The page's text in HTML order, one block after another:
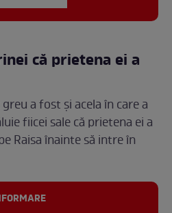
că prietena ei a
a fost și acela în care a
fiicei sale că prietena ei a
Raisa înainte să intre în